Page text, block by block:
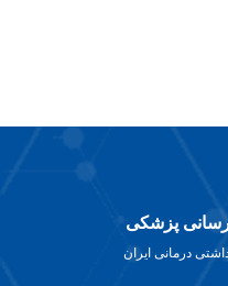
رسانی پزشکی
درمانی ایران